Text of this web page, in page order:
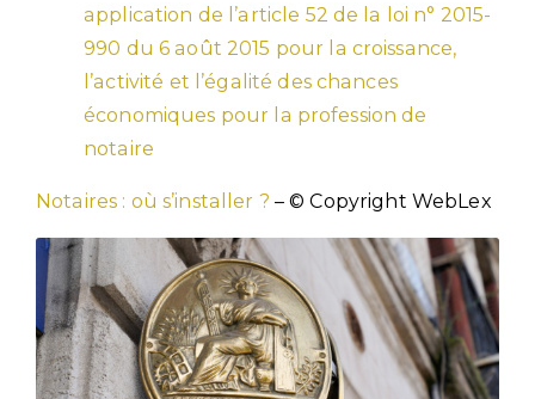
application de l’article 52 de la loi n° 2015-
990 du 6 août 2015 pour la croissance,
l’activité et l’égalité des chances
économiques pour la profession de
notaire
Notaires : où s’installer ? – © Copyright WebLex